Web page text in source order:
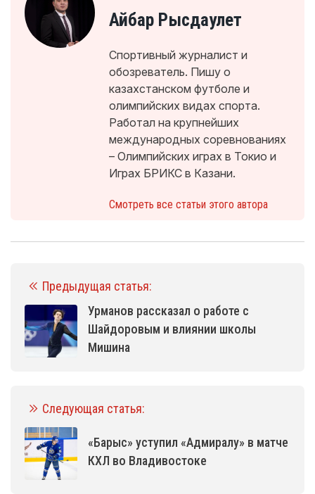
Айбар Рысдаулет
Спортивный журналист и
обозреватель. Пишу о
казахстанском футболе и
олимпийских видах спорта.
Работал на крупнейших
международных соревнованиях
– Олимпийских играх в Токио и
Играх БРИКС в Казани.
Смотреть все статьи этого автора
Предыдущая статья:
Урманов рассказал о работе с
Шайдоровым и влиянии школы
Мишина
Следующая статья:
«Барыс» уступил «Адмиралу» в матче
КХЛ во Владивостоке